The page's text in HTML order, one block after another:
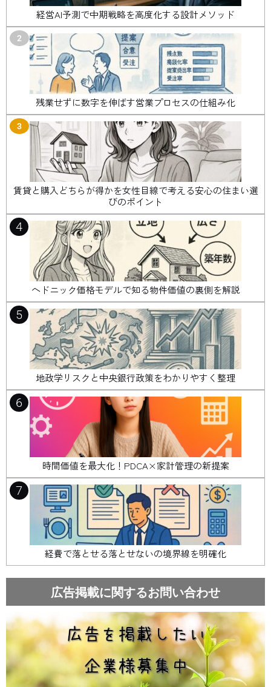
経営AI予測で中期戦略を高度化する設計メソッド
2
残業せずに数字を伸ばす営業プロセスの仕組み化
3
賃貸と購入どちらが得かを女性目線で考える安心の住まい選
びのポイント
4
ヘドニック価格モデルで知る物件価値の裏側を解説
5
地政学リスクと中央銀行政策をわかりやすく整理
6
時間価値を最大化！PDCA×家計管理の新提案
7
経費で落とせる落とせないの境界線を明確化
広告掲載に関するお問い合わせ